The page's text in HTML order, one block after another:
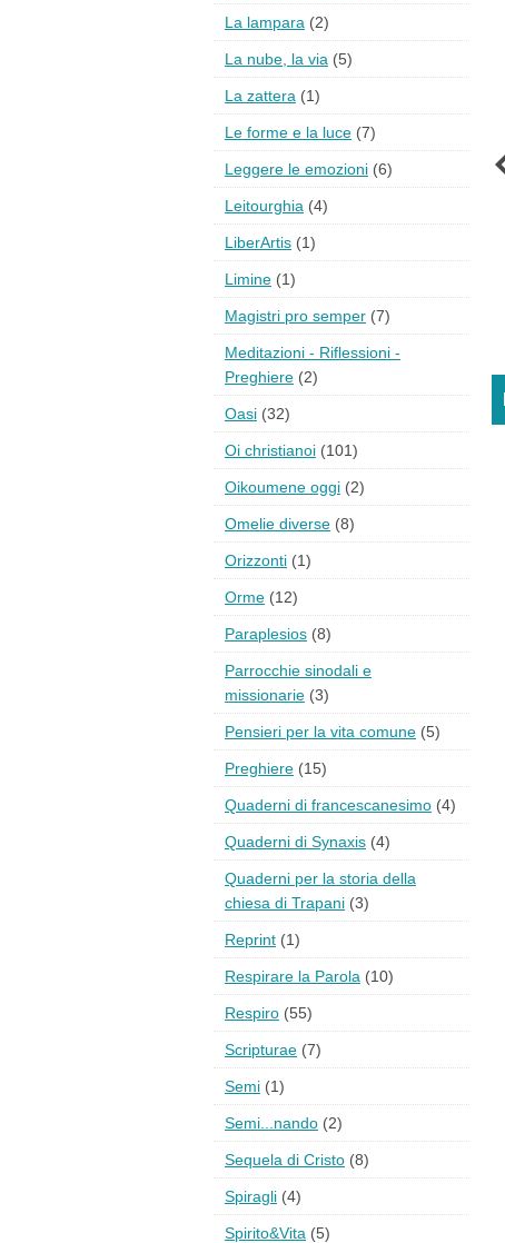
La lampara (2)
La nube, la via (5)
La zattera (1)
Le forme e la luce (7)
Leggere le emozioni (6)
Leitourghia (4)
LiberArtis (1)
Limine (1)
Magistri pro semper (7)
Meditazioni - Riflessioni -
Preghiere (2)
Oasi (32)
Oi christianoi (101)
Oikoumene oggi (2)
Omelie diverse (8)
Orizzonti (1)
Orme (12)
Paraplesios (8)
Parrocchie sinodali e
missionarie (3)
Pensieri per la vita comune (5)
Preghiere (15)
Quaderni di francescanesimo (4)
Quaderni di Synaxis (4)
Quaderni per la storia della
chiesa di Trapani (3)
Reprint (1)
Respirare la Parola (10)
Respiro (55)
Scripturae (7)
Semi (1)
Semi...nando (2)
Sequela di Cristo (8)
Spiragli (4)
Spirito&Vita (5)